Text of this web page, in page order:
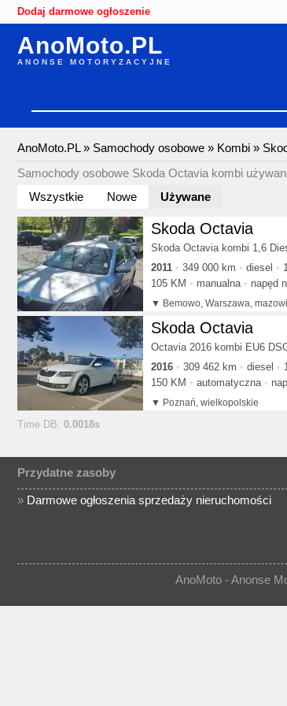
Dodaj darmowe ogłoszenie
AnoMoto.PL
ANONSE MOTORYZACYJNE
AnoMoto.PL» Samochody osobowe » Kombi »
Samochody osobowe Skoda Octavia kombi
Wszystkie
Nowe Używane
Skoda Octavia
Skoda Octavia kombi 1,6
2011
349 000 km diesel
105 KM
manualna napęd
Bemowo, Warszawa,
Skoda Octavia
Octavia 2016 kombi EU6
2016
309 462 km diesel
150 KM
automatyczna
Poznań, wielkopolskie
Time DB: 0.0018s
Przydatne zasoby
» Darmowe ogłoszenia sprzedaży nieruchomości
AnoMoto - Anonse